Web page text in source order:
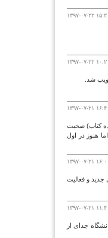
۱۳۹۷-۰۷-۲۲ ۱۵:۲۰
۱۳۹۷-۰۷-۲۲ ۱۰:۲۰
شد.
۱۳۹۷-۰۷-۲۱ ۱۶:۴۰
کتاب) صحبت
هنوز در اول
۱۳۹۷-۰۷-۲۱ ۱۶:۰۰
جدید و فعالیت
۱۳۹۷-۰۷-۲۱ ۱۱:۴۰
جدای از